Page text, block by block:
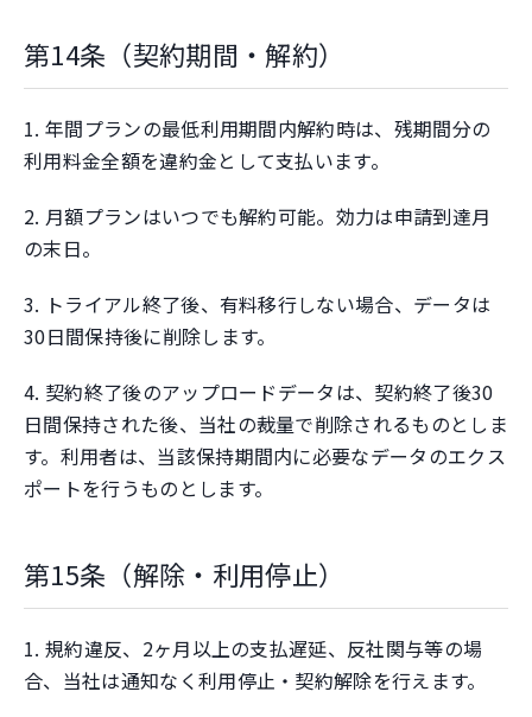
第14条（契約期間・解約）
1. 年間プランの最低利用期間内解約時は、残期間分の
利用料金全額を違約金として支払います。
2. 月額プランはいつでも解約可能。効力は申請到達月
の末日。
3. トライアル終了後、有料移行しない場合、データは
30日間保持後に削除します。
4. 契約終了後のアップロードデータは、契約終了後30
日間保持された後、当社の裁量で削除されるものとしま
す。利用者は、当該保持期間内に必要なデータのエクス
ポートを行うものとします。
第15条（解除・利用停止）
1. 規約違反、2ヶ月以上の支払遅延、反社関与等の場
合、当社は通知なく利用停止・契約解除を行えます。